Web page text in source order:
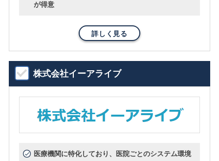
が得意
詳しく見る
株式会社イーアライブ
医療機関に特化しており、医院ごとのシステム環境